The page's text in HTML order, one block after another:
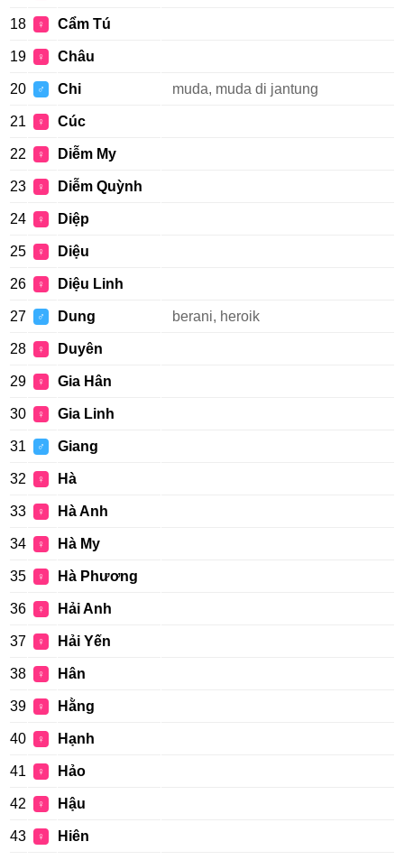
18 ♀ Cẩm Tú
19 ♀ Châu
20 ♂ Chi muda, muda di jantung
21 ♀ Cúc
22 ♀ Diễm My
23 ♀ Diễm Quỳnh
24 ♀ Diệp
25 ♀ Diệu
26 ♀ Diệu Linh
27 ♂ Dung berani, heroik
28 ♀ Duyên
29 ♀ Gia Hân
30 ♀ Gia Linh
31 ♂ Giang
32 ♀ Hà
33 ♀ Hà Anh
34 ♀ Hà My
35 ♀ Hà Phương
36 ♀ Hải Anh
37 ♀ Hải Yến
38 ♀ Hân
39 ♀ Hằng
40 ♀ Hạnh
41 ♀ Hảo
42 ♀ Hậu
43 ♀ Hiên